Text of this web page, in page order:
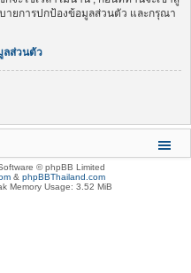
ายการปกป้องข้อมูลส่วนตัว และกรุณา
ลส่วนตัว
© phpBB Limited
& phpBBThailand.com
Memory Usage: 3.52 MiB